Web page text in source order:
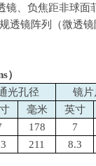
镜、负焦距非球
透镜阵列（微透
）
光孔径 镜片
毫米 英寸
178 7
211 8.3